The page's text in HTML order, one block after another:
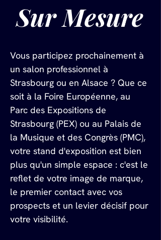
Sur Mesure
Vous participez prochainement à
un salon professionnel à
Strasbourg ou en Alsace ? Que ce
soit à la Foire Européenne, au
Parc des Expositions de
Strasbourg (PEX) ou au Palais de
la Musique et des Congrès (PMC),
votre stand d'exposition est bien
plus qu'un simple espace : c'est le
reflet de votre image de marque,
le premier contact avec vos
prospects et un levier décisif pour
votre visibilité.